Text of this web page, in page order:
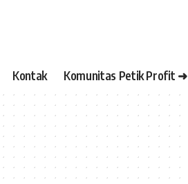
Kontak Komunitas Petik Profit ➜